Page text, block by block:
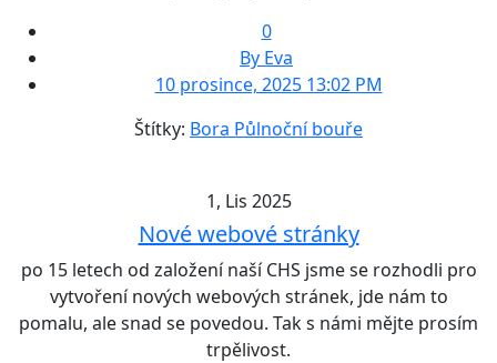
0
By Eva
10 prosince, 2025 13:02 PM
Štítky: Bora Půlnoční bouře
1, Lis 2025
Nové webové stránky
po 15 letech od založení naší CHS jsme se rozhodli pro
vytvoření nových webových stránek, jde nám to
pomalu, ale snad se povedou. Tak s námi mějte prosím
trpělivost.